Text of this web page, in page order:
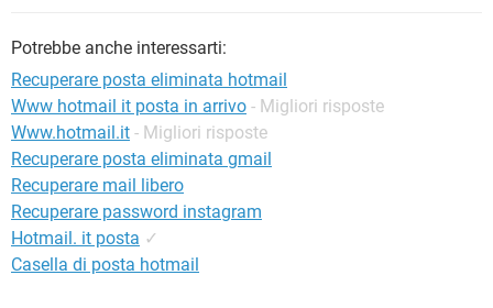
Potrebbe anche interessarti:
Recuperare posta eliminata hotmail
Www hotmail it posta in arrivo - Migliori risposte
Www.hotmail.it - Migliori risposte
Recuperare posta eliminata gmail
Recuperare mail libero
Recuperare password instagram
Hotmail. it posta ✓
Casella di posta hotmail